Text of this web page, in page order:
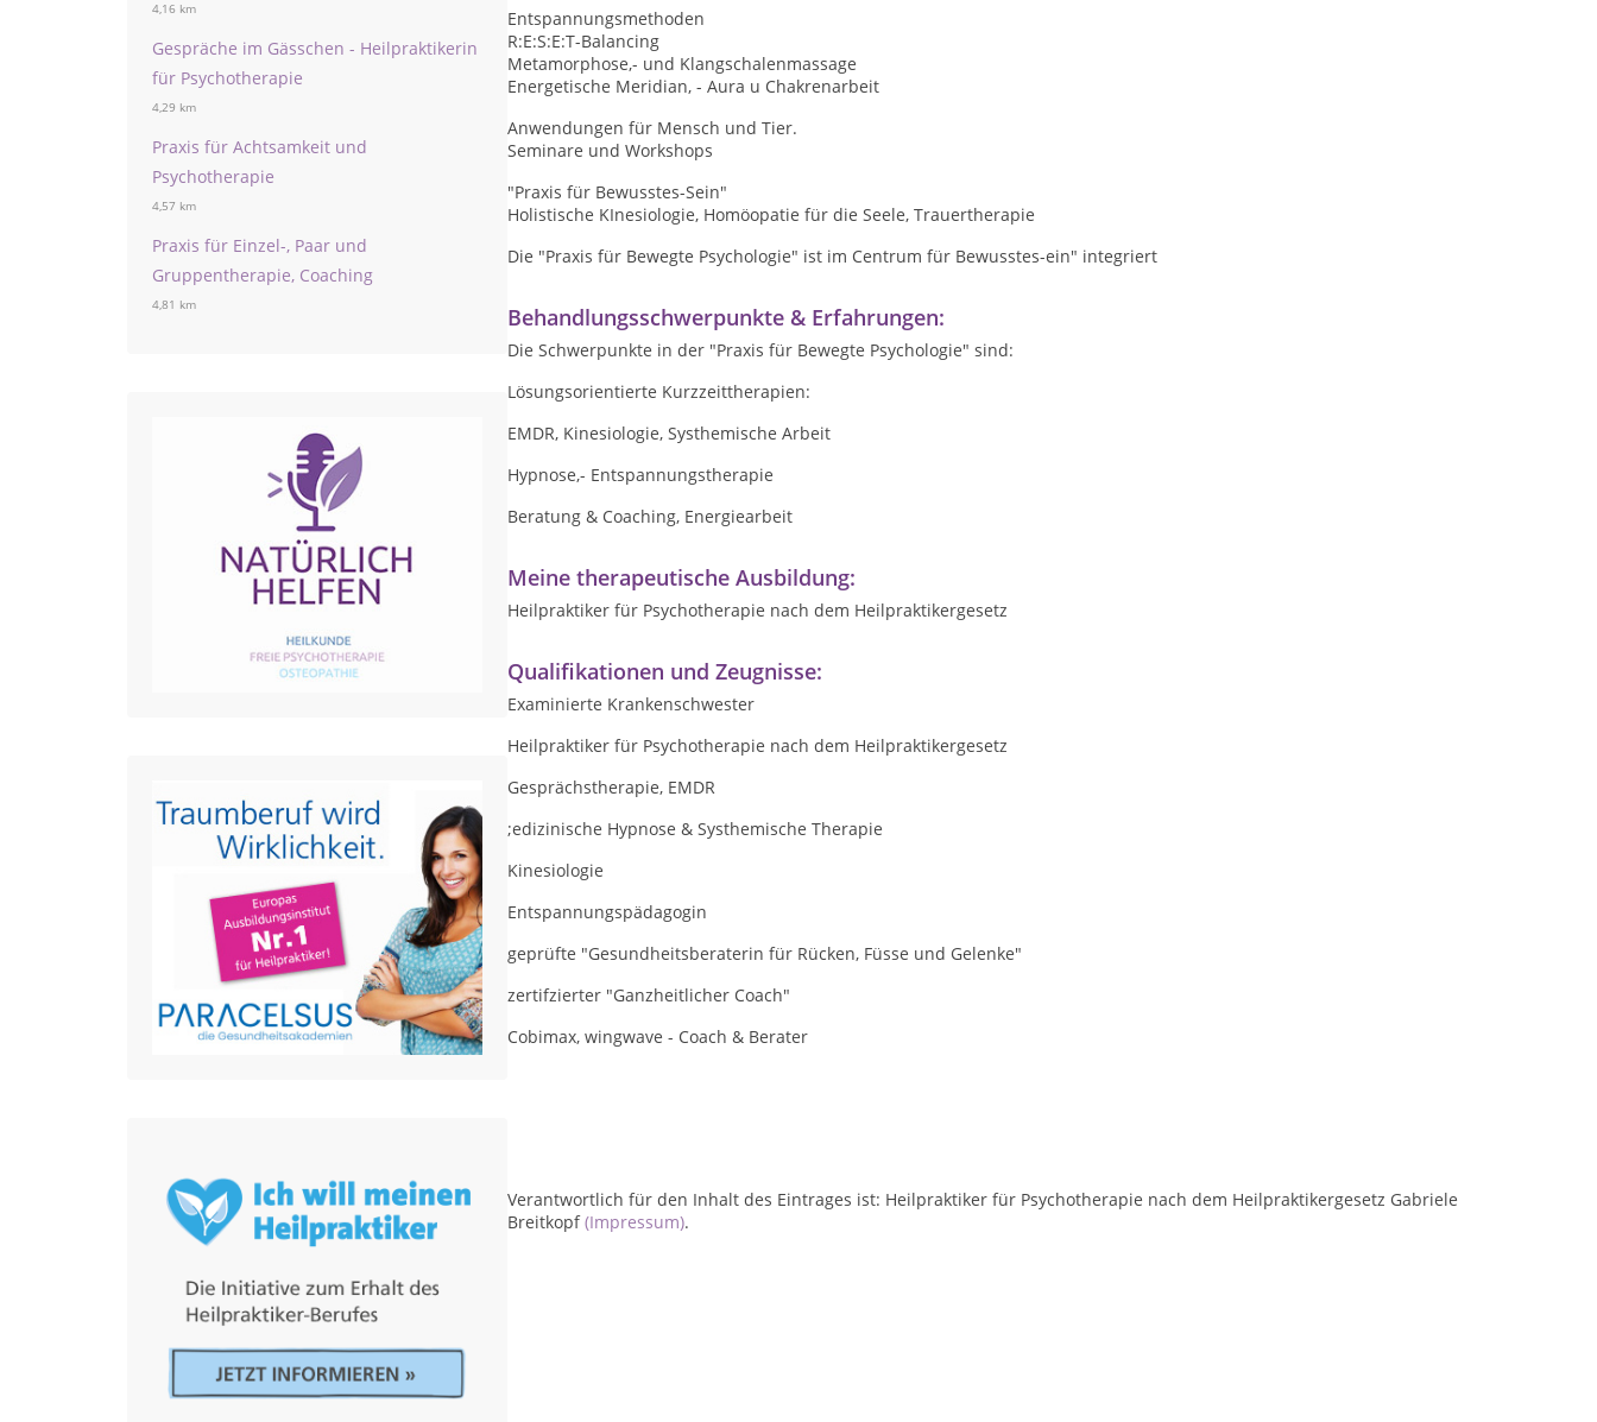
4,16 km
Gespräche im Gässchen - Heilpraktikerin
für Psychotherapie
4,29 km
Praxis für Achtsamkeit und
Psychotherapie
4,57 km
Praxis für Einzel-, Paar und
Gruppentherapie, Coaching
4,81 km
Entspannungsmethoden
R:E:S:E:T-Balancing
Metamorphose,- und Klangschalenmassage
Energetische Meridian, - Aura u Chakrenarbeit
Anwendungen für Mensch und Tier.
Seminare und Workshops
"Praxis für Bewusstes-Sein"
Holistische KInesiologie, Homöopatie für die Seele, Trauertherapie
Die "Praxis für Bewegte Psychologie" ist im Centrum für Bewusstes-ein" integriert
Behandlungsschwerpunkte & Erfahrungen:
Die Schwerpunkte in der "Praxis für Bewegte Psychologie" sind:
Lösungsorientierte Kurzzeittherapien:
EMDR, Kinesiologie, Systhemische Arbeit
Hypnose,- Entspannungstherapie
Beratung & Coaching, Energiearbeit
Meine therapeutische Ausbildung:
Heilpraktiker für Psychotherapie nach dem Heilpraktikergesetz
Qualifikationen und Zeugnisse:
Examinierte Krankenschwester
Heilpraktiker für Psychotherapie nach dem Heilpraktikergesetz
Gesprächstherapie, EMDR
;edizinische Hypnose & Systhemische Therapie
Kinesiologie
Entspannungspädagogin
geprüfte "Gesundheitsberaterin für Rücken, Füsse und Gelenke"
zertifzierter "Ganzheitlicher Coach"
Cobimax, wingwave - Coach & Berater
Verantwortlich für den Inhalt des Eintrages ist: Heilpraktiker für Psychotherapie nach dem Heilpraktikergesetz Gabriele
Breitkopf(Impressum).